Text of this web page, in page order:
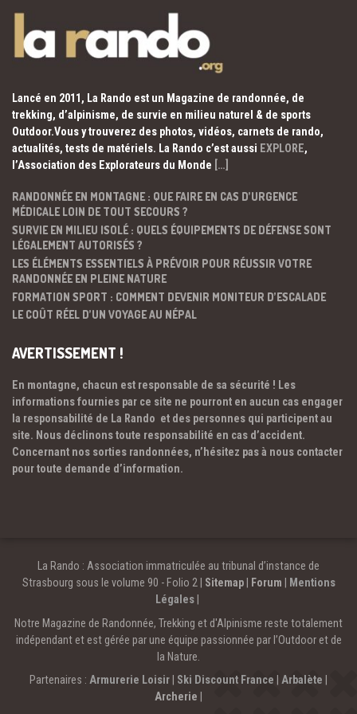
Lancé en 2011, La Rando est un Magazine de randonnée, de
trekking, d’alpinisme, de survie en milieu naturel & de sports
Outdoor.Vous y trouverez des photos, vidéos, carnets de rando,
actualités, tests de matériels. La Rando c’est aussi EXPLORE,
l’Association des Explorateurs du Monde […]
RANDONNÉE EN MONTAGNE : QUE FAIRE EN CAS D’URGENCE
MÉDICALE LOIN DE TOUT SECOURS ?
SURVIE EN MILIEU ISOLÉ : QUELS ÉQUIPEMENTS DE DÉFENSE SONT
LÉGALEMENT AUTORISÉS ?
LES ÉLÉMENTS ESSENTIELS À PRÉVOIR POUR RÉUSSIR VOTRE
RANDONNÉE EN PLEINE NATURE
FORMATION SPORT : COMMENT DEVENIR MONITEUR D’ESCALADE
LE COÛT RÉEL D’UN VOYAGE AU NÉPAL
AVERTISSEMENT !
En montagne, chacun est responsable de sa sécurité ! Les
informations fournies par ce site ne pourront en aucun cas engager
la responsabilité de La Rando et des personnes qui participent au
site. Nous déclinons toute responsabilité en cas d’accident.
Concernant nos sorties randonnées, n’hésitez pas à nous contacter
pour toute demande d’information.
La Rando : Association immatriculée au tribunal d’instance de
Strasbourg sous le volume 90 - Folio 2 | Sitemap| Forum
Mentions
Légales
Notre Magazine de Randonnée, Trekking et d'Alpinisme reste totalement
indépendant et est gérée par une équipe passionnée par l’Outdoor et de
la Nature.
Partenaires : Armurerie Loisir Ski Discount France Arbalète
Archerie